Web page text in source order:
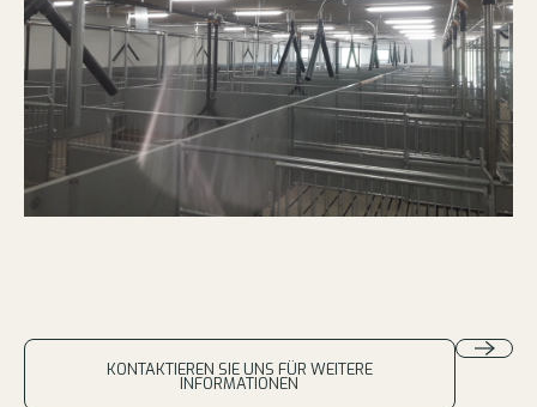
KONTAKTIEREN SIE UNS FÜR WEITERE
INFORMATIONEN